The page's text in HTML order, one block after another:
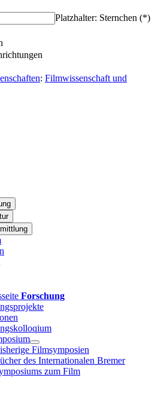
Platzhalter: Sternchen (*)
: Filmwissenschaft und
Forschung
Filmsymposien
des Internationalen Bremer
zum Film